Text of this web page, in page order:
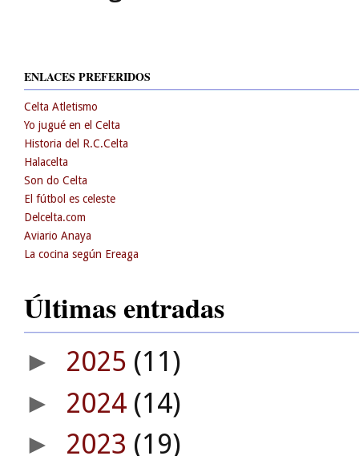
ENLACES PREFERIDOS
Celta Atletismo
Yo jugué en el Celta
Historia del R.C.Celta
Halacelta
Son do Celta
El fútbol es celeste
Delcelta.com
Aviario Anaya
La cocina según Ereaga
Últimas entradas
► 2025 (11)
► 2024 (14)
► 2023 (19)